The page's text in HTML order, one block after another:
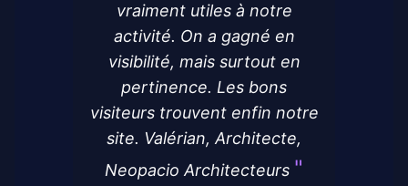
vraiment utiles à notre
activité. On a gagné en
visibilité, mais surtout en
pertinence. Les bons
visiteurs trouvent enfin notre
site. Valérian, Architecte,
Neopacio Architecteurs